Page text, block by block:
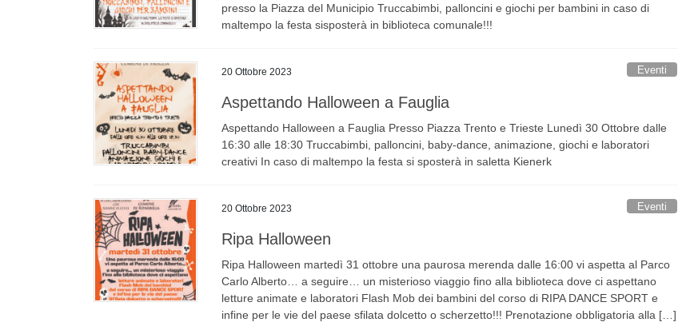
presso la Piazza del Municipio Truccabimbi, palloncini e giochi per bambini in caso di
maltempo la festa sisposterà in biblioteca comunale!!!
20 Ottobre 2023 Eventi
Aspettando Halloween a Fauglia
Aspettando Halloween a Fauglia Presso Piazza Trento e Trieste Lunedì 30 Ottobre dalle
16:30 alle 18:30 Truccabimbi, palloncini, baby-dance, animazione, giochi e laboratori
creativi In caso di maltempo la festa si sposterà in saletta Kienerk
20 Ottobre 2023 Eventi
Ripa Halloween
Ripa Halloween martedì 31 ottobre una paurosa merenda dalle 16:00 vi aspetta al Parco
Carlo Alberto… a seguire… un misterioso viaggio fino alla biblioteca dove ci aspettano
letture animate e laboratori Flash Mob dei bambini del corso di RIPA DANCE SPORT e
infine per le vie del paese sfilata dolcetto o scherzetto!!! Prenotazione obbligatoria alla […]